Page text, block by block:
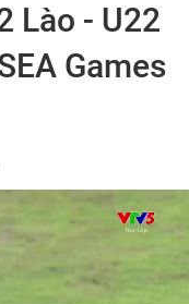
Lào - U22
Games